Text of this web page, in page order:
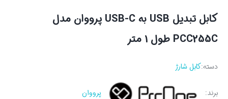
کابل تبدیل USB به USB-C پرووان مدل
PCC255C طول 1 متر
دسته:کابل شارژ
برند: پرووان